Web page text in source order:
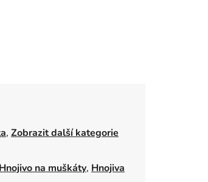
, Zobrazit další kategorie
Hnojivo na muškáty, Hnojiva